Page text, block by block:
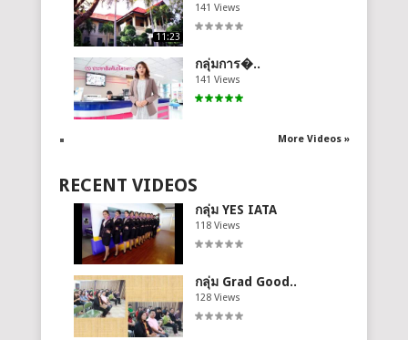
11:23
141 Views
กลุ่มการ�..
141 Views
More Videos »
RECENT VIDEOS
กลุ่ม YES IATA
118 Views
กลุ่ม Grad Good..
128 Views